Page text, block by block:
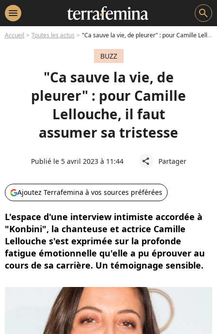
menu search
Accueil Toutes les actus "Ca sauve la vie, de pleurer" : pour Camille Lellouche, il faut assumer sa tristesse
BUZZ
"Ca sauve la vie, de
pleurer" : pour Camille
Lellouche, il faut
assumer sa tristesse
Publié le 5 avril 2023 à 11:44 share Partager
Ajoutez Terrafemina à vos sources préférées
L'espace d'une interview intimiste accordée à
"Konbini", la chanteuse et actrice Camille
Lellouche s'est exprimée sur la profonde
fatigue émotionnelle qu'elle a pu éprouver au
cours de sa carrière. Un témoignage sensible.